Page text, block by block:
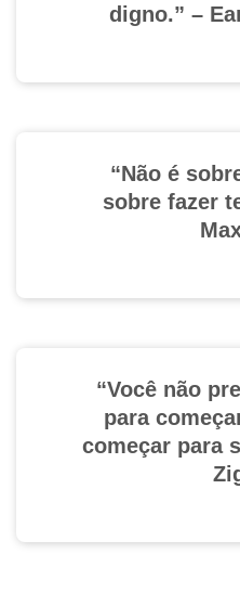
digno.” –
“Não é
sobre fazer
“Você não
para
começar para